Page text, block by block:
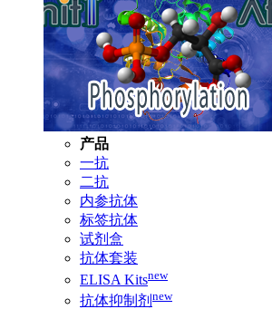
产品
一抗
二抗
内参抗体
标签抗体
试剂盒
抗体套装
ELISA Kitsnew
抗体抑制剂 new